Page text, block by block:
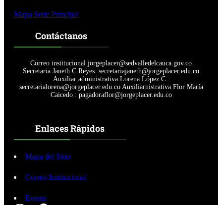
Mapa Sede Principal
Contáctanos
Correo institucional jorgeplacer@sedvalledelcauca.gov.co
Secretaria Janeth C Reyes: secretariajaneth@jorgeplacer.edu.co
Auxiliar administrativa Lorena López C :
secretarialorena@jorgeplacer.edu.co Auxiliarnistrativa Flor María
Caicedo : pagadoraflor@jorgeplacer.edu.co
Enlaces Rápidos
Mapa del Sitio
Correo Institucional
Events